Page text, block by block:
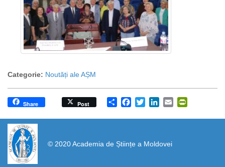
Categorie: Noutăți ale AȘM
Share
Share Post Facebook
TwitterLinkedIn
Email
© 2020 Academia de Științe a Moldovei
https://propletenie.ru/